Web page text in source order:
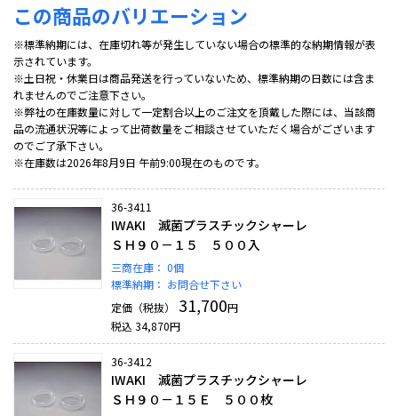
この商品のバリエーション
※標準納期には、在庫切れ等が発生していない場合の標準的な納期情報が表
示されています。
※土日祝・休業日は商品発送を行っていないため、標準納期の日数には含ま
れませんのでご注意下さい。
※弊社の在庫数量に対して一定割合以上のご注文を頂戴した際には、当該商
品の流通状況等によって出荷数量をご相談させていただく場合がございます
のでご了承下さい。
※在庫数は2026年8月9日 午前9:00現在のものです。
36-3411
IWAKI 滅菌プラスチックシャーレ
ＳＨ９０－１５ ５００入
三商在庫： 0個
標準納期： お問合せ下さい
定価（税抜）
31,700円
税込 34,870円
36-3412
IWAKI 滅菌プラスチックシャーレ
ＳＨ９０－１５Ｅ ５００枚